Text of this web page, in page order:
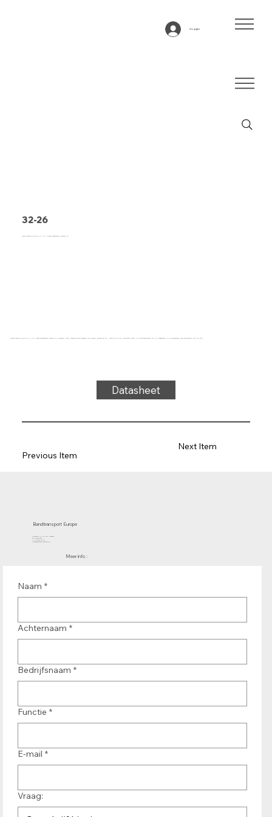
Inloggen
32-26
Transportband type 32-26 PVC, wit, 3-laags breedtestabiel weefsel (R)
Transportband type 32-26 PVC, wit, 3-laags breedtestabiel weefsel (R), bovenzijde: 2,0mm, onderzijde: geïmpregneerd, dikte 4,85mm, hardheid 65° ShA, kracht-rek 13N/mm, roldiameter 120mm, rol- en glijondersteuning, FDA/EU goedgekeurd, olie- en vetbestendig, temperatuurbereik -10°C tot 110°C
Datasheet
Previous Item
Next Item
Bandtransport Europe
Molenwerf 12 | 1911 DB Uitgeest
the Netherlands
T.:+31 (0)251 319 119
info@bandtransporteurope.nl
Meer info :
Naam *
Achternaam *
Bedrijfsnaam *
Functie *
E-mail *
Vraag: